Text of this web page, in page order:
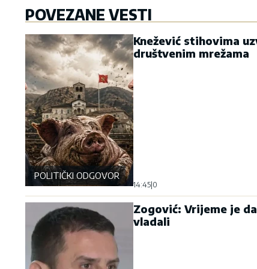
POVEZANE VESTI
POLITIČKI ODGOVOR
Knežević stihovima
društvenim mrežama
14:45 0
Zogović: Vrijeme je
vladali